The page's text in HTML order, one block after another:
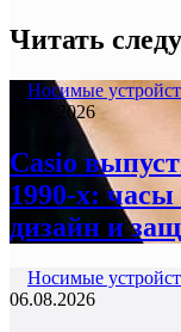
Читать
Носимые
06.08.2026
Casio
1990-х:
дизайн и
Носимые
06.08.2026